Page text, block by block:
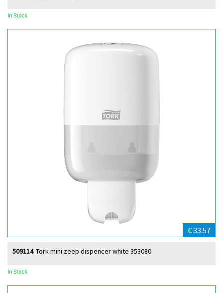
In Stock
€ 33.57
Tork mini zeep dispencer white 353080
509114
In Stock